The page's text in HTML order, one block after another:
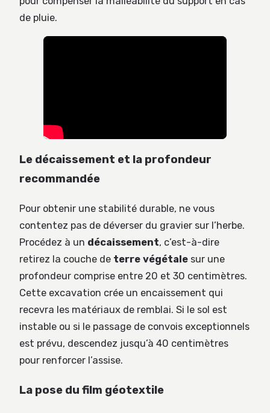
de pluie.
Le décaissement et la profondeur
recommandée
Pour obtenir une stabilité durable, ne vous
contentez pas de déverser du gravier sur l’herbe.
Procédez à un décaissement, c’est-à-dire
retirez la couche de terre végétale sur une
profondeur comprise entre 20 et 30 centimètres.
Cette excavation crée un encaissement qui
recevra les matériaux de remblai. Si le sol est
instable ou si le passage de convois exceptionnels
est prévu, descendez jusqu’à 40 centimètres
pour renforcer l’assise.
La pose du film géotextile